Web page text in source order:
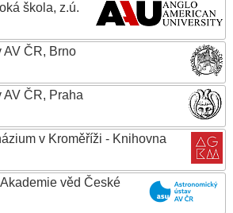
škola, z.ú.
AV ČR, Brno
ČR, Praha
v Kroměříži - Knihovna
věd České